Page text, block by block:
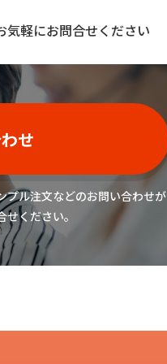
気軽にお問合せください
せ
プル注文などのお問い合わせが
ください。